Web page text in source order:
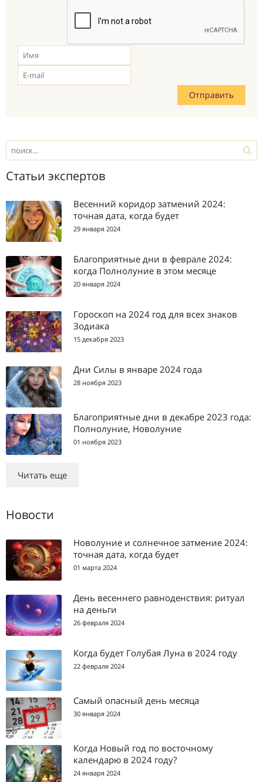
Статьи экспертов
Весенний коридор затмений 2024:
точная дата, когда будет
29 января 2024
Благоприятные дни в феврале 2024:
когда Полнолуние в этом месяце
20 января 2024
Гороскоп на 2024 год для всех знаков
Зодиака
15 декабря 2023
Дни Силы в январе 2024 года
28 ноября 2023
Благоприятные дни в декабре 2023 года:
Полнолуние, Новолуние
01 ноября 2023
Читать еще
Новости
Новолуние и солнечное затмение 2024:
точная дата, когда будет
01 марта 2024
День весеннего равноденствия: ритуал
на деньги
26 февраля 2024
Когда будет Голубая Луна в 2024 году
22 февраля 2024
Самый опасный день месяца
30 января 2024
Когда Новый год по восточному
календарю в 2024 году?
24 января 2024